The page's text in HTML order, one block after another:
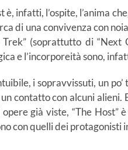
è, infatti, l’ospite, l’anima
di una convivenza con
Trek” (soprattutto di “Next
e l’incorporeità sono,
i sopravvissuti, un
contatto con alcuni alieni.
già viste, “The Host”
con quelli dei protagonisti